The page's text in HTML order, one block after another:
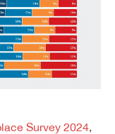
Survey 2024